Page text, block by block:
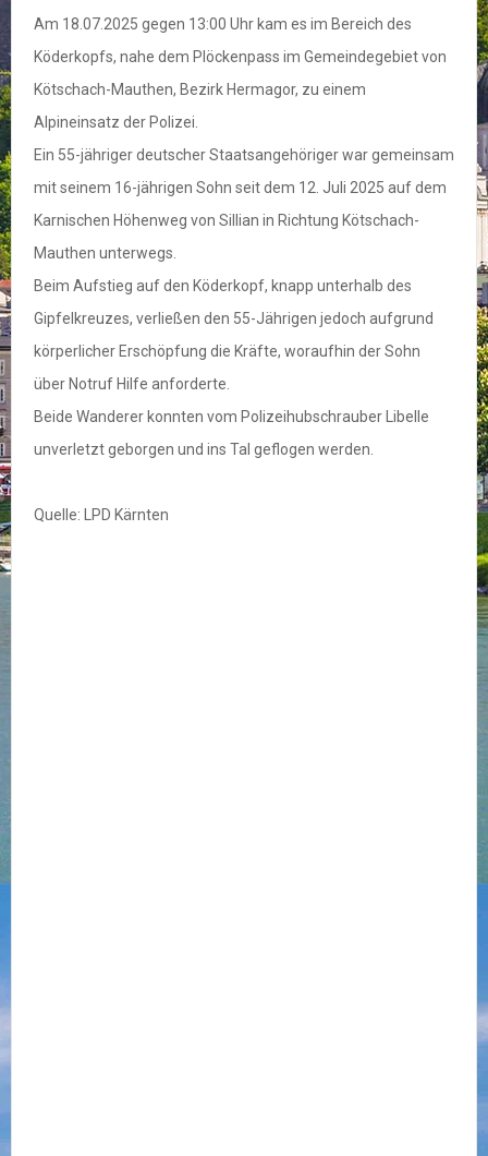
Am 18.07.2025 gegen 13:00 Uhr kam es im Bereich des
Köderkopfs, nahe dem Plöckenpass im Gemeindegebiet von
Kötschach-Mauthen, Bezirk Hermagor, zu einem
Alpineinsatz der Polizei.
Ein 55-jähriger deutscher Staatsangehöriger war gemeinsam
mit seinem 16-jährigen Sohn seit dem 12. Juli 2025 auf dem
Karnischen Höhenweg von Sillian in Richtung Kötschach-
Mauthen unterwegs.
Beim Aufstieg auf den Köderkopf, knapp unterhalb des
Gipfelkreuzes, verließen den 55-Jährigen jedoch aufgrund
körperlicher Erschöpfung die Kräfte, woraufhin der Sohn
über Notruf Hilfe anforderte.
Beide Wanderer konnten vom Polizeihubschrauber Libelle
unverletzt geborgen und ins Tal geflogen werden.
Quelle: LPD Kärnten